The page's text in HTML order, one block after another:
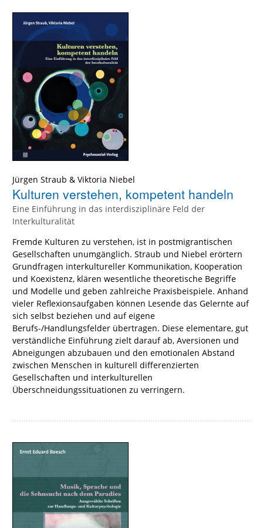
Jürgen Straub & Viktoria Niebel
Kulturen verstehen, kompetent handeln
Eine Einführung in das interdisziplinäre Feld der
Interkulturalität
Fremde Kulturen zu verstehen, ist in postmigrantischen
Gesellschaften unumgänglich. Straub und Niebel erörtern
Grundfragen interkultureller Kommunikation, Kooperation
und Koexistenz, klären wesentliche theoretische Begriffe
und Modelle und geben zahlreiche Praxisbeispiele. Anhand
vieler Reflexionsaufgaben können Lesende das Gelernte auf
sich selbst beziehen und auf eigene
Berufs-/Handlungsfelder übertragen. Diese elementare, gut
verständliche Einführung zielt darauf ab, Aversionen und
Abneigungen abzubauen und den emotionalen Abstand
zwischen Menschen in kulturell differenzierten
Gesellschaften und interkulturellen
Überschneidungssituationen zu verringern.